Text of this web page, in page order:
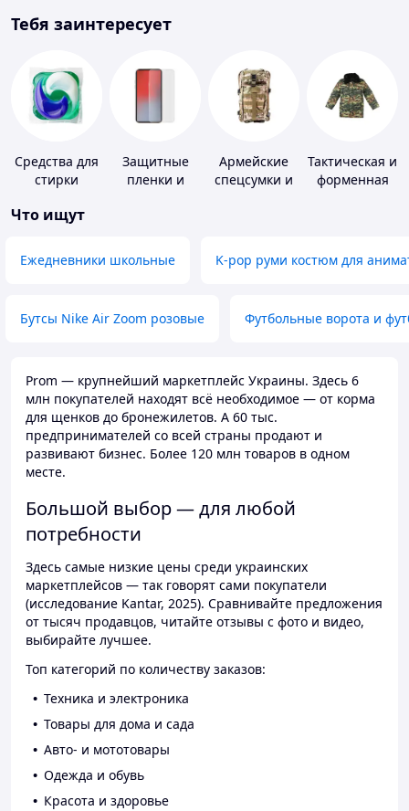
Тебя заинтересует
Средства для
стирки
Защитные
пленки и
Армейские
спецсумки и
Тактическая и
форменная
Что ищут
Ежедневники школьные K-pop руми костюм для
Бутсы Nike Air Zoom розовые Футбольные ворота и
Prom — крупнейший маркетплейс Украины. Здесь 6
млн покупателей находят всё необходимое — от корма
для щенков до бронежилетов. А 60 тыс.
предпринимателей со всей страны продают и
развивают бизнес. Более 120 млн товаров в одном
месте.
Большой выбор — для любой
потребности
Здесь самые низкие цены среди украинских
маркетплейсов — так говорят сами покупатели
(исследование Kantar, 2025). Сравнивайте предложения
от тысяч продавцов, читайте отзывы с фото и видео,
выбирайте лучшее.
Топ категорий по количеству заказов:
Техника и электроника
Товары для дома и сада
Авто- и мототовары
Одежда и обувь
Красота и здоровье